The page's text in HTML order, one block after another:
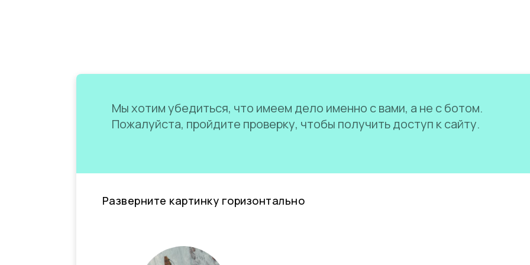
Мы хотим убедиться, что имеем дело именно с вами, а не с ботом.
Пожалуйста, пройдите проверку, чтобы получить доступ к сайту.
Разверните картинку горизонтально